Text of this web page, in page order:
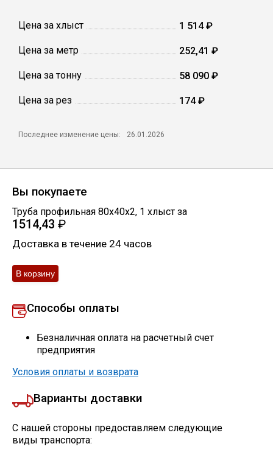
Цена за хлыст 1 514 ₽
Цена за метр 252,41 ₽
Цена за тонну 58 090 ₽
Цена за рез 174 ₽
Последнее изменение цены: 26.01.2026
Вы покупаете
Труба профильная 80х40х2, 1 хлыст за
1514,43 ₽
Доставка в течение 24 часов
Способы оплаты
Безналичная оплата на расчетный счет
предприятия
Условия оплаты и возврата
Варианты доставки
С нашей стороны предоставляем следующие
виды транспорта: